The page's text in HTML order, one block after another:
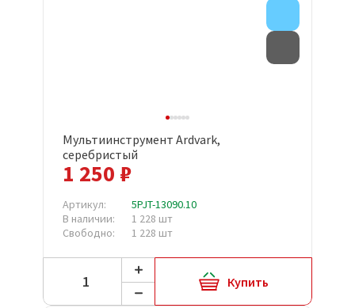
Мультиинструмент Ardvark,
серебристый
1 250 ₽
Артикул:
5PJT-13090.10
В наличии:
1 228 шт
Свободно:
1 228 шт
Купить